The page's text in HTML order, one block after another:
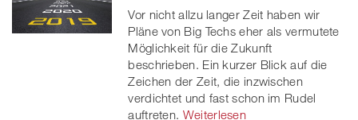
Vor nicht allzu langer Zeit haben wir
Pläne von Big Techs eher als vermutete
Möglichkeit für die Zukunft
beschrieben. Ein kurzer Blick auf die
Zeichen der Zeit, die inzwischen
verdichtet und fast schon im Rudel
auftreten. Weiterlesen